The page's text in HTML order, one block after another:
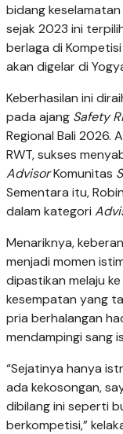
bidang
sejak 2023 ini
berlaga di
akan digelar di
Keberhasilan ini
pada ajang Safety
Regional Bali 2026.
RWT, sukses
AdvisorKomunitas
Sementara itu,
dalam kategori
Menariknya,
menjadi momen
dipastikan melaju
kesempatan yang
pria berhalangan
mendampingi sang
“Sejatinya hanya
ada kekosongan,
dibilang ini seperti
berkompetisi,”